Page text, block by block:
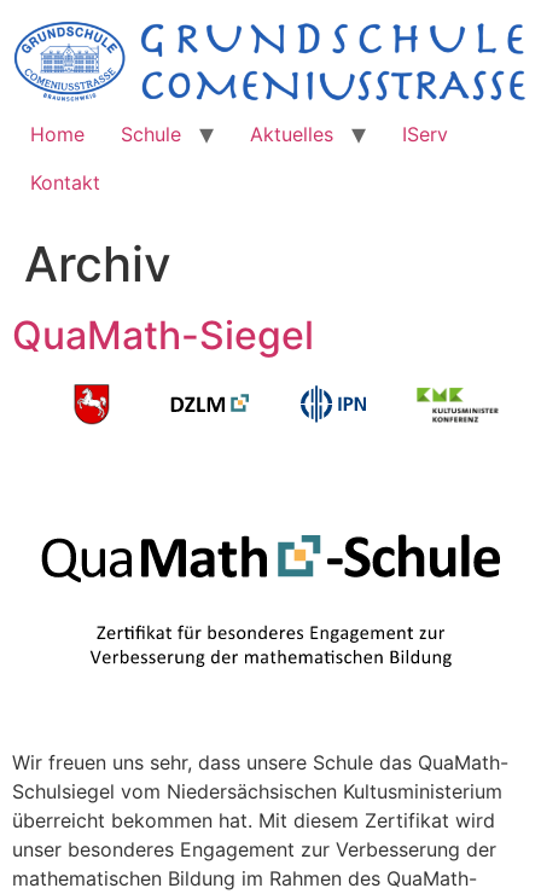
Inhalt
springen
Home Schule Aktuelles
IServ
Kontakt
Archiv
QuaMath-Siegel
Wir freuen uns sehr, dass unsere Schule das QuaMath-
Schulsiegel vom Niedersächsischen Kultusministerium
überreicht bekommen hat. Mit diesem Zertifikat wird
unser besonderes Engagement zur Verbesserung der
mathematischen Bildung im Rahmen des QuaMath-